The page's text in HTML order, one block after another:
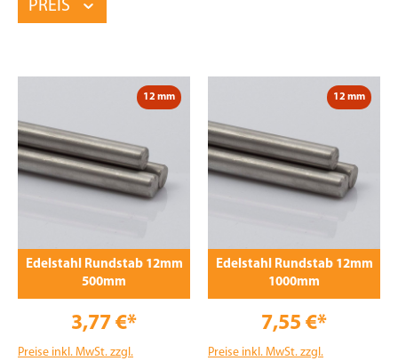
PREIS
12 mm
Edelstahl Rundstab 12mm
500mm
3,77 €*
Preise inkl. MwSt. zzgl.
12 mm
Edelstahl Rundstab 12mm
1000mm
7,55 €*
Preise inkl. MwSt. zzgl.